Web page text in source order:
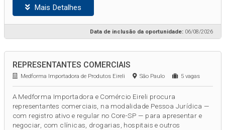
Mais Detalhes
Data de inclusão da oportunidade:06/08/2026
REPRESENTANTES COMERCIAIS
Medforma Importadora de Produtos Eireli São Paulo 5 vagas
A Medforma Importadora e Comércio Eireli procura
representantes comerciais, na modalidade Pessoa Jurídica —
com registro ativo e regular no Core-SP — para apresentar e
negociar, com clínicas, drogarias, hospitais e outros